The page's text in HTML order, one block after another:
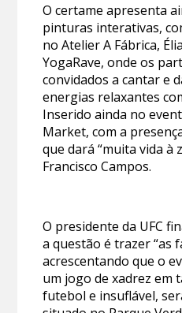
O certame apresenta
pinturas interativas,
no Atelier A Fábrica,
YogaRave, onde os
convidados a cantar e
energias relaxantes
Inserido ainda no
Market, com a
que dará “muita vida à
Francisco Campos.
O presidente da UFC
a questão é trazer “as
acrescentando que o
um jogo de xadrez em
futebol e insuflável,